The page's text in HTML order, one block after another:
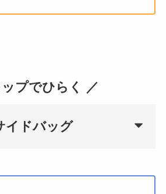
プでひらく ／
イドバッグ